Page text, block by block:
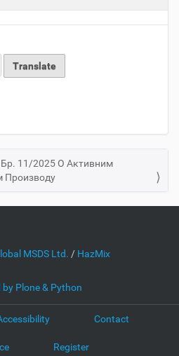
11/2025 О Активним
Производу
MSDS Ltd. / HazMix
by Plone & Python
Contact
Register